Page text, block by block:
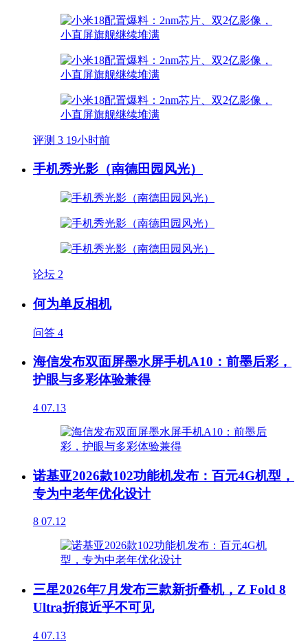
评测 3 19小时前
手机秀光影（南德田园风光）
论坛 2
何为单反相机
问答 4
海信发布双面屏墨水屏手机A10：前墨后彩，
护眼与多彩体验兼得
4 07.13
诺基亚2026款102功能机发布：百元4G机型，
专为中老年优化设计
8 07.12
三星2026年7月发布三款新折叠机，Z Fold 8
Ultra折痕近乎不可见
4 07.13